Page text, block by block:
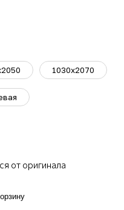
1030х2070
от оригинала